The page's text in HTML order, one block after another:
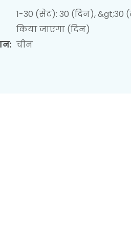
1-30 (सेट): 30 (दिन),
किया जाएगा (दिन)
चीन